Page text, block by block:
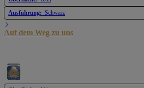
Ausführung: Schwarz
Auf dem Weg zu uns